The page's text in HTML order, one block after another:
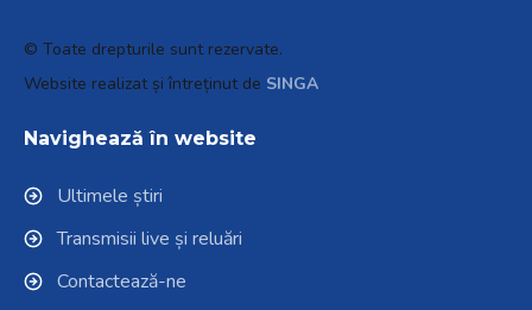
© Toate drepturile sunt rezervate.
Website realizat și întreținut de SINGA
Navighează în website
Ultimele știri
Transmisii live și reluări
Contactează-ne